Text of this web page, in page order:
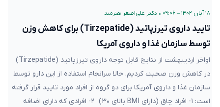
۱۸ آبان ۱۴۰۲ – ۰۹:۰۶ • دکتر علی‌اصغر هنرمند
تایید داروی تیرزپاتید (Tirzepatide) برای کاهش وزن
توسط سازمان غذا و داروی آمریکا
اواخر اردیبهشت از نتایج قابل توجه داروی تیرزپاتید (Tirzepatide)
در کاهش وزن صحبت کردیم. حالا سرانجام استفاده از این دارو توسط
سازمان غذا و داروی آمریکا برای دو گروه از افراد مورد تایید قرار گرفته
است: ۱- افراد چاق (دارای BMI بالای ۳۰) ۲- افرادی که دارای اضافه